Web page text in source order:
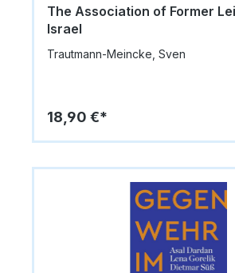
The Association of Former
Israel
Trautmann-Meincke, Sven
18,90 €*